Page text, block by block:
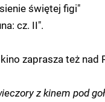
świętej figi"
cz. II".
zaprasza też nad
z kinem pod